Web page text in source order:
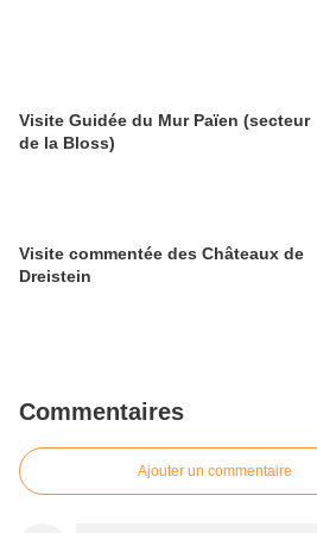
Visite Guidée du Mur Païen (secteur
de la Bloss)
Visite commentée des Châteaux de
Dreistein
Commentaires
Ajouter un commentaire